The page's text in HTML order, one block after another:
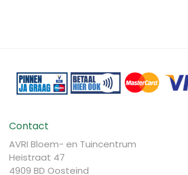
Contact
AVRI Bloem- en Tuincentrum
Heistraat 47
4909 BD Oosteind